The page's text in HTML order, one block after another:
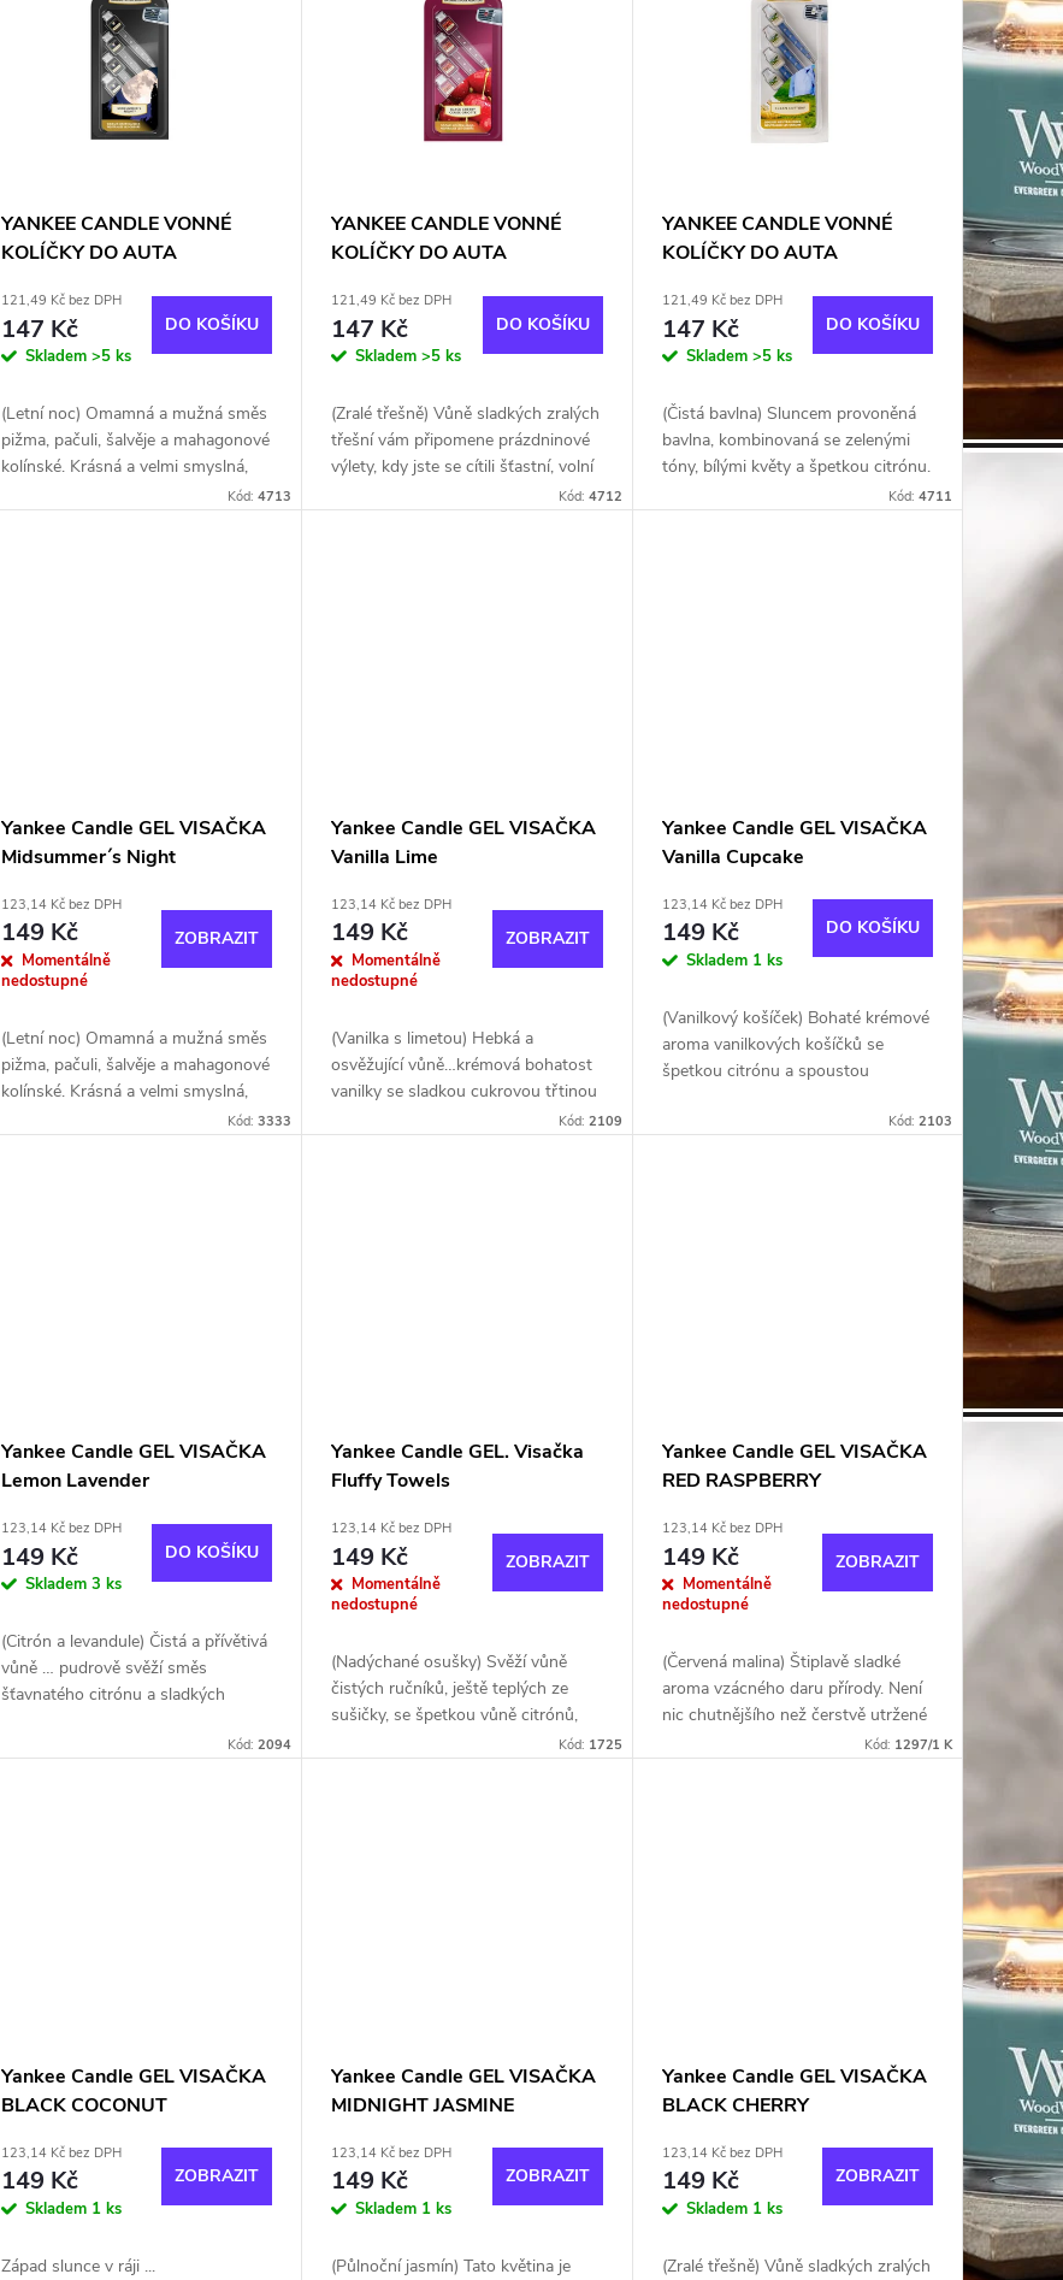
YANKEE CANDLE VONNÉ
KOLÍČKY DO AUTA
Night
121,49 Kč bez DPH
147 Kč
Skladem >5 ks
DO KOŠÍKU
(Letní noc) Omamná a mužná směs
pižma, pačuli, šalvěje a mahagonové
kolínské. Krásná a velmi smyslná,
přesto čistá kompozice pro muže.
Kód:4713
YANKEE CANDLE VONNÉ
KOLÍČKY DO AUTA
121,49 Kč bez DPH
147 Kč
Skladem>5 ks
DO KOŠÍKU
(Zralé třešně) Vůně sladkých zralých
třešní vám připomene prázdninové
výlety, kdy jste se cítili šťastní, volní
a bezstarostní jako děti. Platinová
Kód: 4712
YANKEE CANDLE VONNÉ
KOLÍČKY DO AUTA
121,49 Kč bez DPH
147 Kč
Skladem >5 ks
DO KOŠÍKU
(Čistá bavlna) Sluncem provoněná
bavlna, kombinovaná se zelenými
tóny, bílými květy a špetkou citrónu.
Platinová vůně. Balení obsahuje 4
Kód: 4711
Yankee Candle GEL VISAČKA
Midsummer´s Night
123,14 Kč bez DPH
149 Kč
Momentálně
nedostupné
ZOBRAZIT
(Letní noc) Omamná a mužná směs
pižma, pačuli, šalvěje a mahagonové
kolínské. Krásná a velmi smyslná,
přesto čistá kompozice pro muže.
Kód:3333
Yankee Candle GEL VISAČKA
Vanilla Lime
123,14 Kč bez DPH
149 Kč
Momentálně
nedostupné
ZOBRAZIT
(Vanilka s limetou) Hebká a
osvěžující vůně…krémová bohatost
vanilky se sladkou cukrovou třtinou
Kód: 2109
Yankee Candle GEL VISAČKA
Vanilla Cupcake
123,14 Kč bez DPH
149 Kč
Skladem 1 ks
DO KOŠÍKU
(Vanilkový košíček) Bohaté krémové
aroma vanilkových košíčků se
špetkou citrónu a spoustou
Kód: 2103
Yankee Candle GEL VISAČKA
Lemon Lavender
123,14 Kč bez DPH
149 Kč
Skladem 3 ks
DO KOŠÍKU
(Citrón a levandule) Čistá a přívětivá
vůně … pudrově svěží směs
šťavnatého citrónu a sladkých
Kód:2094
Yankee Candle GEL. Visačka
Fluffy Towels
123,14 Kč bez DPH
149 Kč
Momentálně
nedostupné
ZOBRAZIT
(Nadýchané osušky) Svěží vůně
čistých ručníků, ještě teplých ze
sušičky, se špetkou vůně citrónů,
Kód: 1725
Yankee Candle GEL VISAČKA
RED RASPBERRY
123,14 Kč bez DPH
149 Kč
Momentálně
nedostupné
ZOBRAZIT
(Červená malina) Štiplavě sladké
aroma vzácného daru přírody. Není
nic chutnějšího než čerstvě utržené
Kód: 1297/1 K
Yankee Candle GEL VISAČKA
BLACK COCONUT
123,14 Kč bez DPH
149 Kč
Skladem 1 ks
ZOBRAZIT
Západ slunce v ráji ...
Yankee Candle GEL VISAČKA
MIDNIGHT JASMINE
123,14 Kč bez DPH
149 Kč
Skladem 1 ks
ZOBRAZIT
(Půlnoční jasmín) Tato květina je
Yankee Candle GEL VISAČKA
BLACK CHERRY
123,14 Kč bez DPH
149 Kč
Skladem 1 ks
ZOBRAZIT
(Zralé třešně) Vůně sladkých zralých